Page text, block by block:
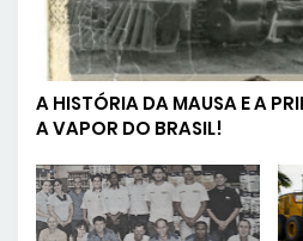
A HISTÓRIA DA MAUSA E A
A VAPOR DO BRASIL!